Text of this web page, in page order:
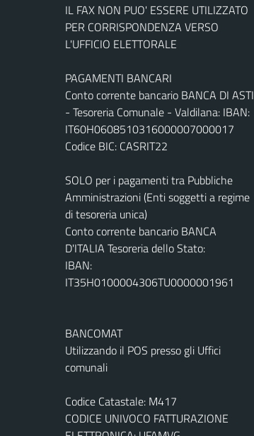
IL FAX NON PUO' ESSERE UTILIZZATO
PER CORRISPONDENZA VERSO
L'UFFICIO ELETTORALE
PAGAMENTI BANCARI
Conto corrente bancario BANCA DI ASTI
- Tesoreria Comunale - Valdilana: IBAN:
IT60H0608510316000007000017
Codice BIC: CASRIT22
SOLO per i pagamenti tra Pubbliche
Amministrazioni (Enti soggetti a regime
di tesoreria unica)
Conto corrente bancario BANCA
D'ITALIA Tesoreria dello Stato:
IBAN:
IT35H0100004306TU0000001961
BANCOMAT
Utilizzando il POS presso gli Uffici
comunali
Codice Catastale: M417
CODICE UNIVOCO FATTURAZIONE